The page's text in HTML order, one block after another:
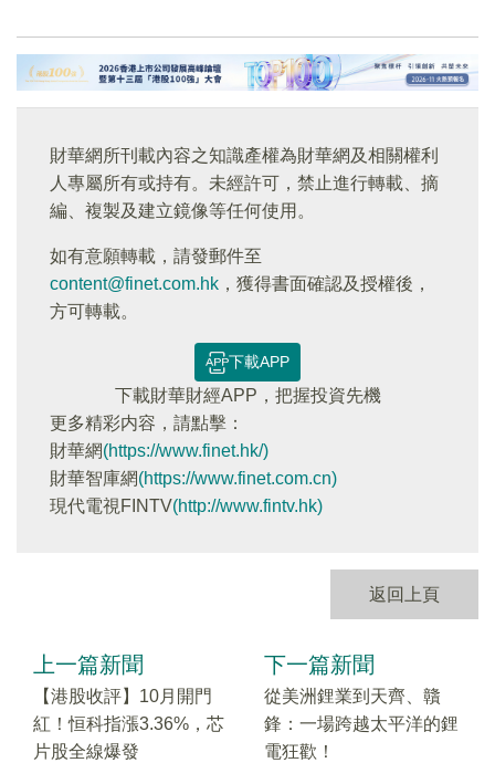
財華網所刊載內容之知識產權為財華網及相關權利
人專屬所有或持有。未經許可，禁止進行轉載、摘
編、複製及建立鏡像等任何使用。
如有意願轉載，請發郵件至
content@finet.com.hk ，獲得書面確認及授權後，
方可轉載。
下載APP
下載財華財經APP，把握投資先機
更多精彩内容，請點擊：
財華網(https://www.finet.hk/)
財華智庫網(https://www.finet.com.cn)
現代電視FINTV(http://www.fintv.hk)
返回上頁
上一篇新聞
【港股收評】10月開門
紅！恒科指漲3.36%，芯
片股全線爆發
下一篇新聞
從美洲鋰業到天齊、贛
鋒：一場跨越太平洋的鋰
電狂歡！